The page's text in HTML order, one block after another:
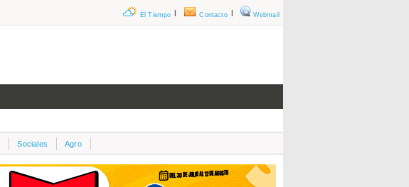
Webmail
|
Contacto
|
El Tiempo
Sociales Agro